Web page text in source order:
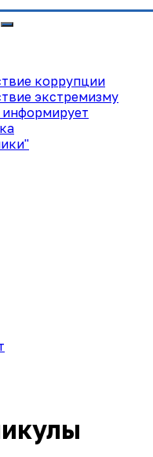
коррупции
экстремизму